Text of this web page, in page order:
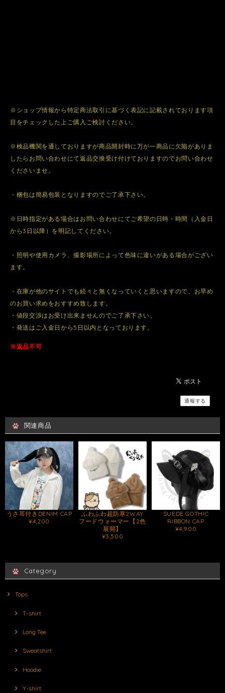
※ショップ情報から特定商法取引に基づく表記に記載されております項
目をチェックした上ご購入ご検討ください。
※検品機関を通しておりますが商品開封時に万が一商品に欠陥がありま
したらお問い合わせにて返品交換受け付けておりますのでお問い合わせ
くださいませ。
・梱包は簡易包装となりますのでご了承下さい。
※日時指定がある場合はお問い合わせにてご希望の日時・時間（入金日
から3日以降）を明記してください。
・照明や使用カメラ、撮影場所によって色味に違いがある場合がござい
ます。
・在庫が他のサイトでも続々と無くなっていくと思いますので、お早め
のお買い求めをおすすめ致します。
・値段交渉はお受け出来ませんのでご了承下さい。
・発送はご入金日から5日以内となっております。
※返品不可
通報する
関連商品
うさ耳付きDENIM CAP
¥4,200
ふわふわ超防寒2WAY
フードウォーマー【2色
展開】
¥3,500
SUEDE GOTHIC
RIBBON CAP
¥4,900
Category
Tops
T-shirt
Long Tee
Sweatshirt
Hoodie
Y-shirt